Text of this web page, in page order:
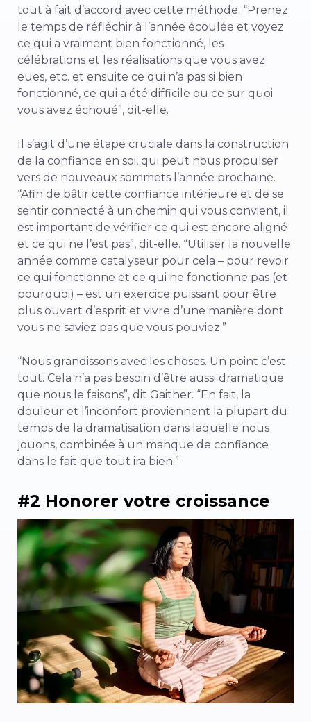
tout à fait d’accord avec cette méthode. “Prenez
le temps de réfléchir à l’année écoulée et voyez
ce qui a vraiment bien fonctionné, les
célébrations et les réalisations que vous avez
eues, etc. et ensuite ce qui n’a pas si bien
fonctionné, ce qui a été difficile ou ce sur quoi
vous avez échoué”, dit-elle.
Il s’agit d’une étape cruciale dans la construction
de la confiance en soi, qui peut nous propulser
vers de nouveaux sommets l’année prochaine.
“Afin de bâtir cette confiance intérieure et de se
sentir connecté à un chemin qui vous convient, il
est important de vérifier ce qui est encore aligné
et ce qui ne l’est pas”, dit-elle. “Utiliser la nouvelle
année comme catalyseur pour cela – pour revoir
ce qui fonctionne et ce qui ne fonctionne pas (et
pourquoi) – est un exercice puissant pour être
plus ouvert d’esprit et vivre d’une manière dont
vous ne saviez pas que vous pouviez.”
“Nous grandissons avec les choses. Un point c’est
tout. Cela n’a pas besoin d’être aussi dramatique
que nous le faisons”, dit Gaither. “En fait, la
douleur et l’inconfort proviennent la plupart du
temps de la dramatisation dans laquelle nous
jouons, combinée à un manque de confiance
dans le fait que tout ira bien.”
#2 Honorer votre croissance